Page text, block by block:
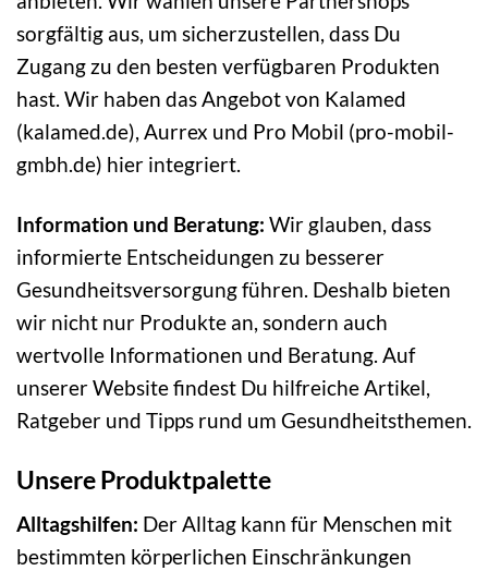
sorgfältig aus, um sicherzustellen, dass Du
Zugang zu den besten verfügbaren Produkten
hast. Wir haben das Angebot von Kalamed
(kalamed.de), Aurrex und Pro Mobil (pro-mobil-
gmbh.de) hier integriert.
Information und Beratung: Wir glauben, dass
informierte Entscheidungen zu besserer
Gesundheitsversorgung führen. Deshalb bieten
wir nicht nur Produkte an, sondern auch
wertvolle Informationen und Beratung. Auf
unserer Website findest Du hilfreiche Artikel,
Ratgeber und Tipps rund um Gesundheitsthemen.
Unsere Produktpalette
Alltagshilfen: Der Alltag kann für Menschen mit
bestimmten körperlichen Einschränkungen